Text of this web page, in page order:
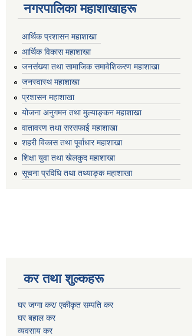
नगरपालिका महाशाखाहरू
आर्थिक प्रशासन महाशाखा
आर्थिक विकास महाशाखा
जनसंख्या तथा सामाजिक समावेशिकरण महाशाखा
जनस्वास्थ महाशाखा
प्रशासन महाशाखा
योजना अनुगमन तथा मुल्याङ्कन महाशाखा
वातावरण तथा सरसफाई महाशाखा
शहरी विकास तथा पूर्वाधार महाशाखा
शिक्षा युवा तथा खेलकुद महाशाखा
सूचना प्रविधि तथा तथ्याङ्क महाशाखा
कर तथा शुल्कहरू
घर जग्गा कर/ एकीकृत सम्पति कर
घर बहाल कर
व्यवसाय कर